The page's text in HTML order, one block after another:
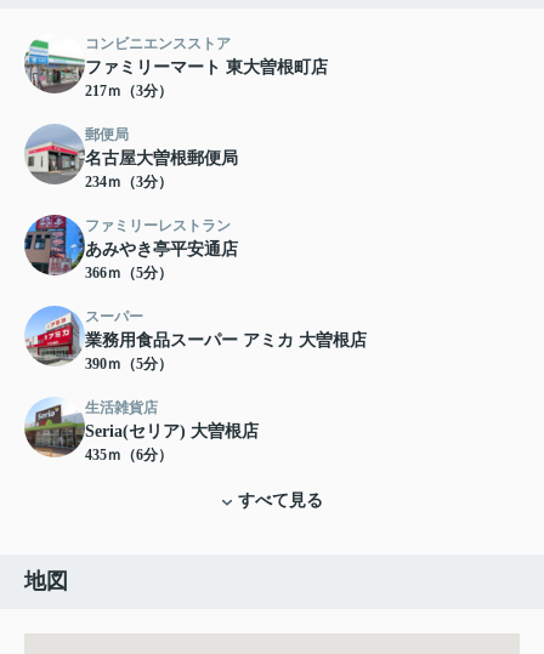
コンビニエンスストア
ファミリーマート 東大曽根町店
217ｍ（3分）
郵便局
名古屋大曽根郵便局
234ｍ（3分）
ファミリーレストラン
あみやき亭平安通店
366ｍ（5分）
スーパー
業務用食品スーパー アミカ 大曽根店
390ｍ（5分）
生活雑貨店
Seria(セリア) 大曽根店
435ｍ（6分）
すべて見る
地図